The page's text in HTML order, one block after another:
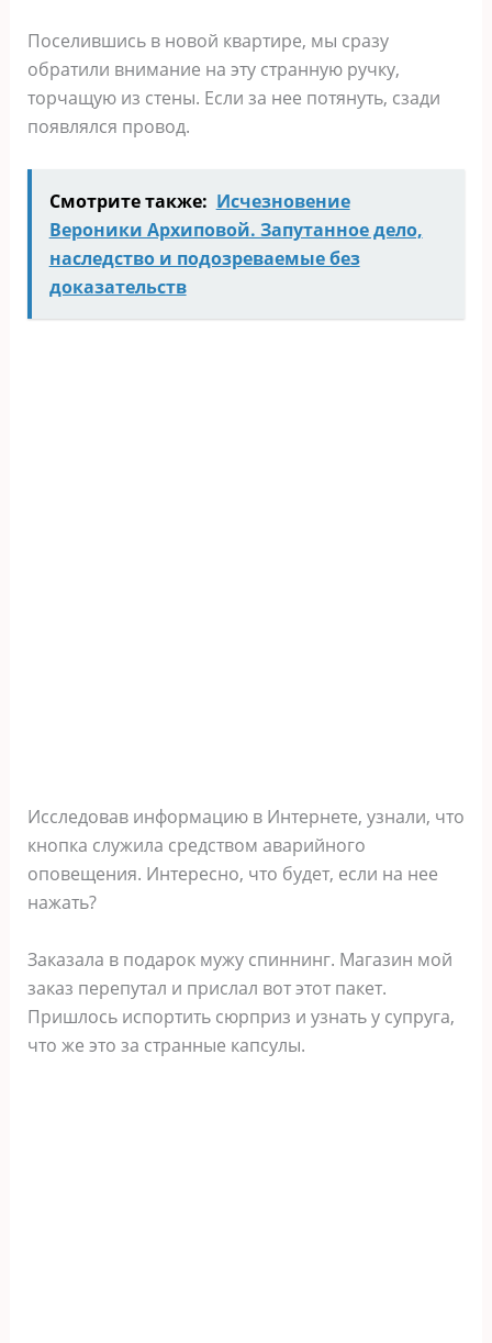
Поселившись в новой квартире, мы сразу
обратили внимание на эту странную ручку,
торчащую из стены. Если за нее потянуть, сзади
появлялся провод.
Смотрите также: Исчезновение
Вероники Архиповой. Запутанное дело,
наследство и подозреваемые без
доказательств
Исследовав информацию в Интернете, узнали, что
кнопка служила средством аварийного
оповещения. Интересно, что будет, если на нее
нажать?
Заказала в подарок мужу спиннинг. Магазин мой
заказ перепутал и прислал вот этот пакет.
Пришлось испортить сюрприз и узнать у супруга,
что же это за странные капсулы.